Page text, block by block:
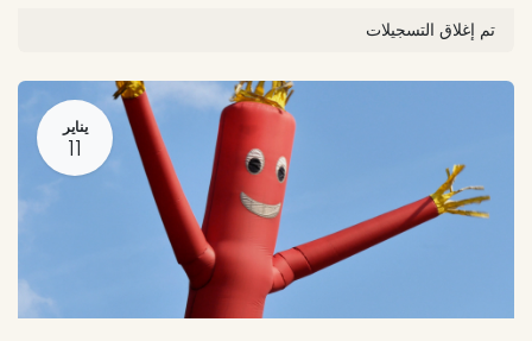
تم إغلاق التسجيلات
يناير
11